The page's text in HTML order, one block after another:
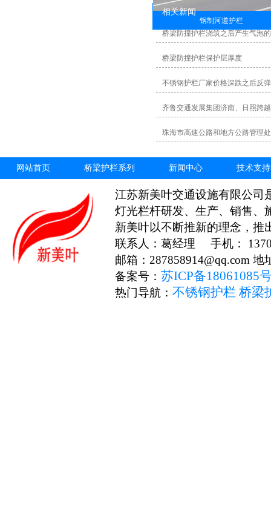
钢制河道护栏
相关新闻
桥梁防撞护栏浇筑之后产生气泡
桥梁防撞护栏保护层厚度
不锈钢护栏厂家价格深跌之后反
齐鲁交通发展集团济南、日照跨
珠海市高速公路和地方公路管理
网站首页 桥梁护栏系列 新闻中心 技术支持
江苏新美叶交通设施有限公司
灯光栏杆研发、生产、销售、
新美叶以不断推新的理念，推
联系人：葛经理 手机：
邮箱：287858914@qq.com
备案号： 苏ICP备18061085
热门导航： 不锈钢护栏 桥梁